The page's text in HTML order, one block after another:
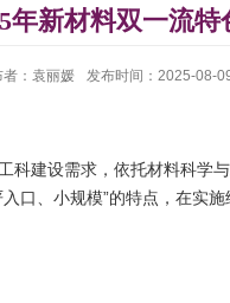
年新材料双一流特
者：袁丽媛 发布时间：2025-08-
建设需求，依托材料科
口、小规模”的特点，在实